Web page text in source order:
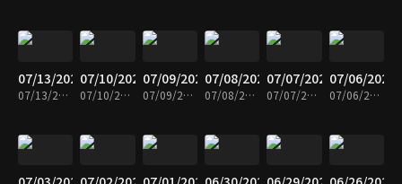
07/13/2026
07/13/2026 • 10분
07/10/2026
07/10/2026 • 10분
07/09/2026
07/09/2026 • 10분
07/08/2026
07/08/2026 • 10분
07/07/2026
07/07/2026 • 10분
07/06/2026
07/06/2026 • 10분